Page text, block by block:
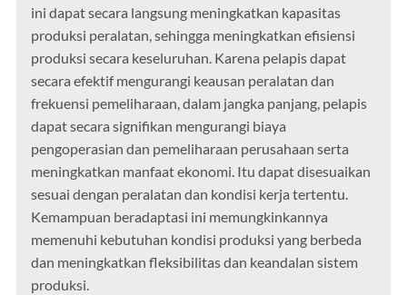
ini dapat secara langsung meningkatkan kapasitas
produksi peralatan, sehingga meningkatkan efisiensi
produksi secara keseluruhan. Karena pelapis dapat
secara efektif mengurangi keausan peralatan dan
frekuensi pemeliharaan, dalam jangka panjang, pelapis
dapat secara signifikan mengurangi biaya
pengoperasian dan pemeliharaan perusahaan serta
meningkatkan manfaat ekonomi. Itu dapat disesuaikan
sesuai dengan peralatan dan kondisi kerja tertentu.
Kemampuan beradaptasi ini memungkinkannya
memenuhi kebutuhan kondisi produksi yang berbeda
dan meningkatkan fleksibilitas dan keandalan sistem
produksi.